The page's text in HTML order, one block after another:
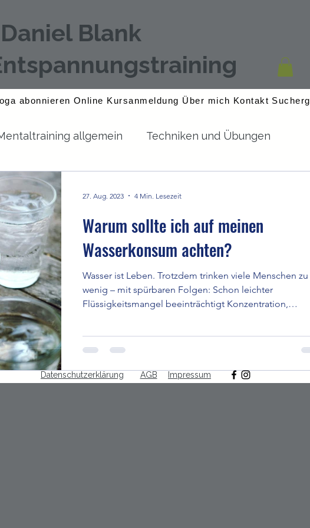
Daniel Blank
abonnieren Online Kursanmeldung Über mich Kontakt
allgemein Techniken und Übungen
Warum sollte ich auf meinen
Wasserkonsum achten?
Wasser ist Leben. Trotzdem trinken viele Menschen zu
wenig – mit spürbaren Folgen: Schon leichter
Flüssigkeitsmangel beeinträchtigt Konzentration,
beteiligt.
27. Aug. 2023 4 Min. Lesezeit
Datenschutzerklärung AGB Impressum